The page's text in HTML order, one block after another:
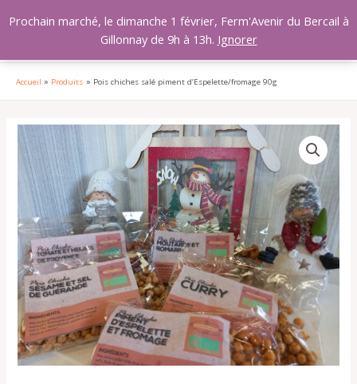
au
Accueil Produits Pois chiches salé piment d’Espelette/fromage 90g
quantité
de
Pois
chiches
salé
piment
d'Espelette/fromage
90g
Prochain marché, le dimanche 1 février, Ferm'Avenir du Bercail à
Gillonnay de 9h à 13h. Ignorer